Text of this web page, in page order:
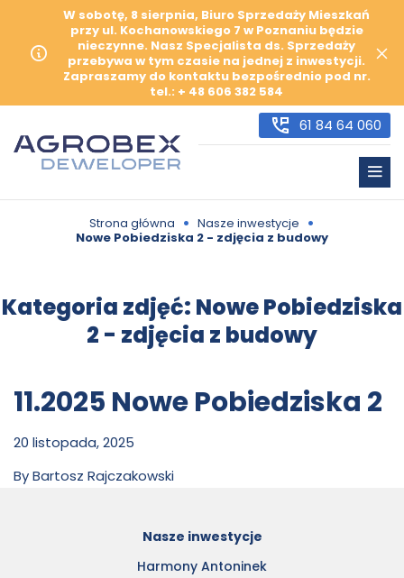
W sobotę, 8 sierpnia, Biuro Sprzedaży Mieszkań
przy ul. Kochanowskiego 7 w Poznaniu będzie
nieczynne. Nasz Specjalista ds. Sprzedaży
przebywa w tym czasie na jednej z inwestycji.
Zapraszamy do kontaktu bezpośrednio pod nr.
tel.: + 48 606 382 584
61 84 64 060
Strona główna • Nasze inwestycje •
Nowe Pobiedziska 2 - zdjęcia z budowy
Kategoria zdjęć: Nowe Pobiedziska
2 - zdjęcia z budowy
11.2025 Nowe Pobiedziska 2
20 listopada, 2025
ByBartosz Rajczakowski
Nasze inwestycje
Harmony Antoninek